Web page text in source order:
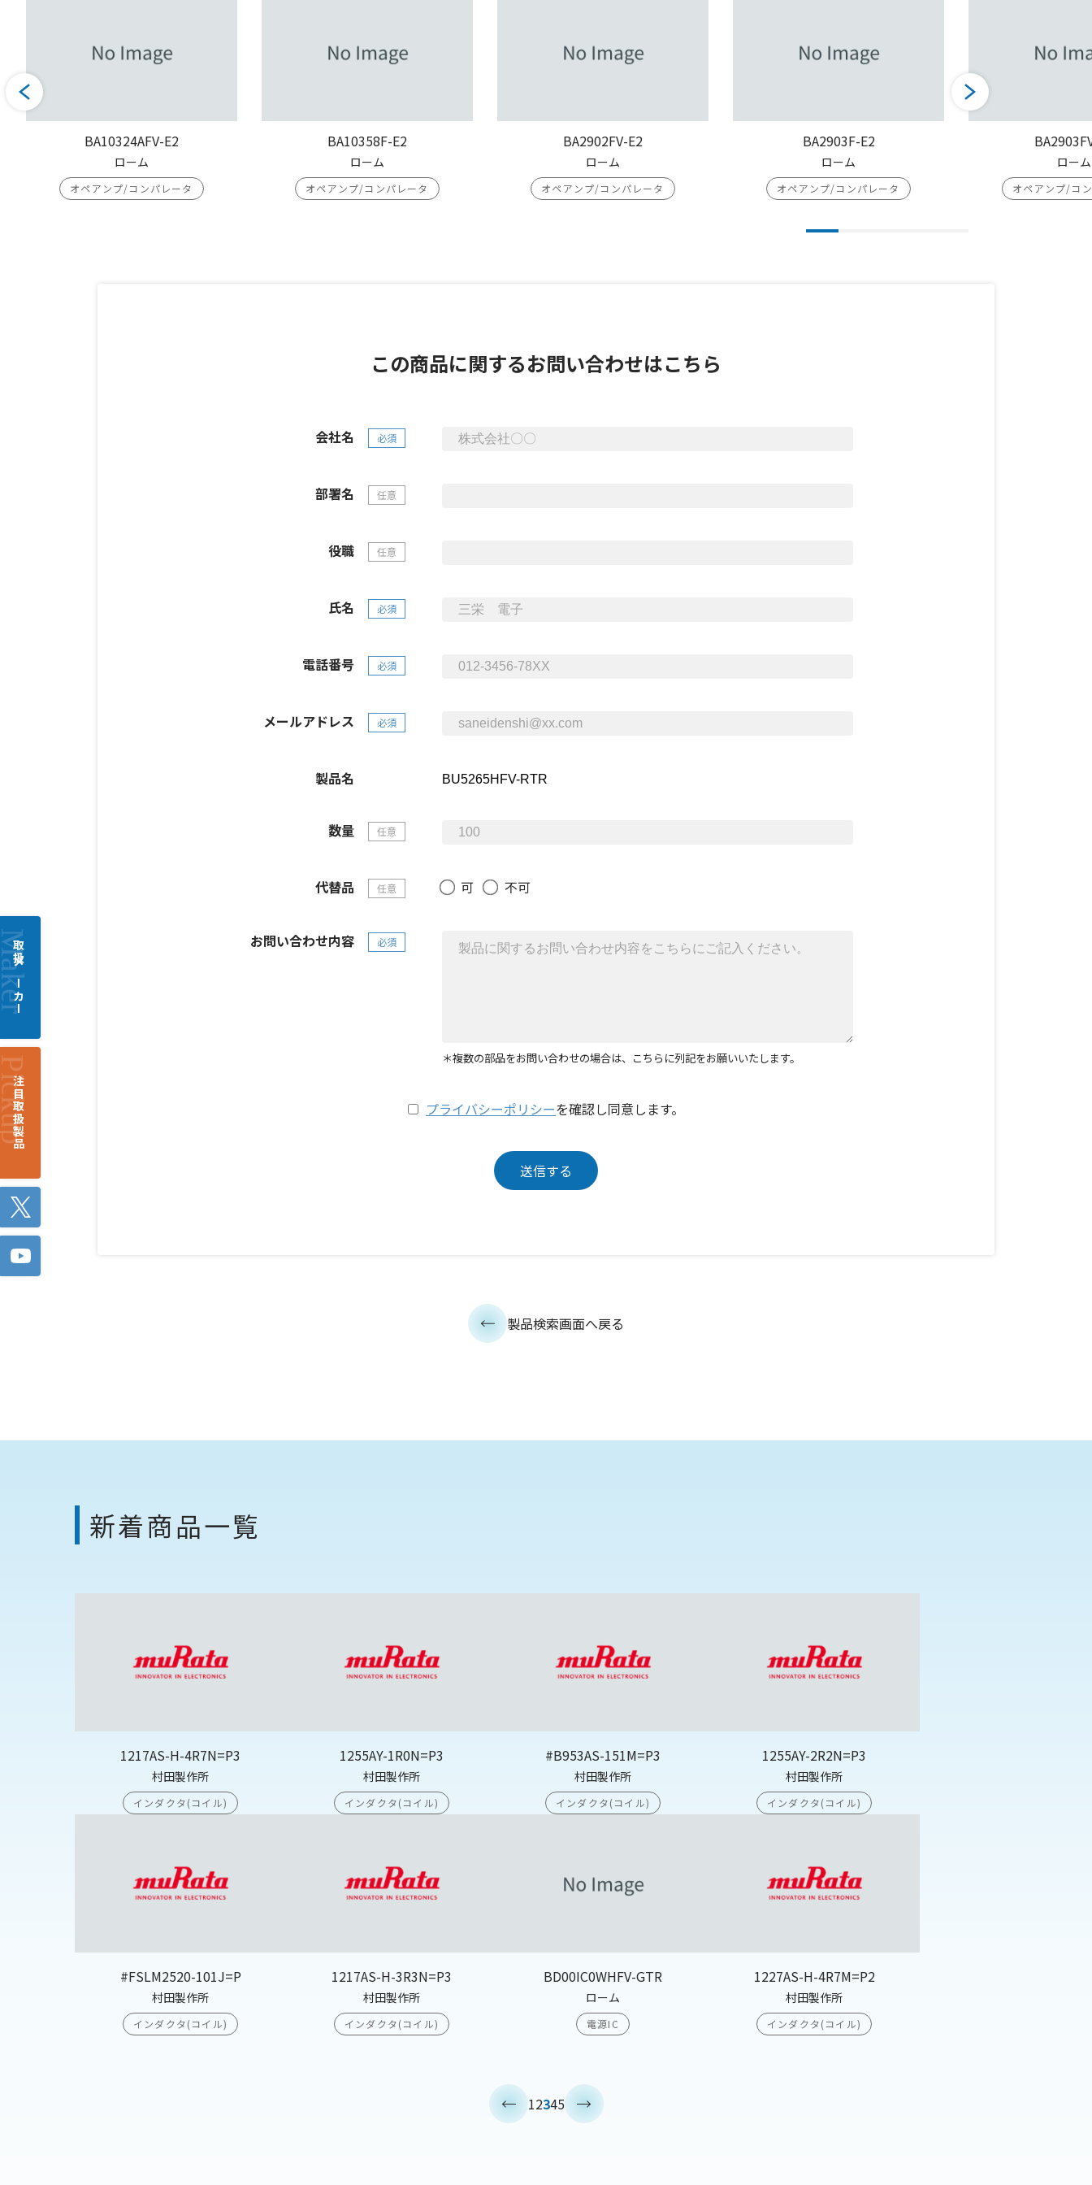
BA10324AFV-E2
ローム
オペアンプ/コンパレータ
BA10358F-E2
ローム
オペアンプ/コンパレータ
BA2902FV-E2
ローム
オペアンプ/コンパレータ
BA2903F-E2
ローム
オペアンプ/コンパレータ
ローム
オペアンプ/コ
この商品に関するお問い合わせはこちら
会社名 必須
部署名 任意
役職 任意
氏名 必須
電話番号 必須
メールアドレス 必須
製品名
数量 任意
代替品 任意 可 不可
お問い合わせ内容 必須
＊複数の部品をお問い合わせの場合は、こちらに列記をお願いいたします。
プライバシーポリシーを確認し同意します。
製品検索画面へ戻る
新着商品一覧
1217AS-H-4R7N=P3
村田製作所
インダクタ(コイル)
1255AY-1R0N=P3
村田製作所
インダクタ(コイル)
#B953AS-151M=P3
村田製作所
インダクタ(コイル)
1255AY-2R2N=P3
村田製作所
インダクタ(コイル)
#FSLM2520-101J=P
村田製作所
インダクタ(コイル)
1217AS-H-3R3N=P3
村田製作所
インダクタ(コイル)
BD00IC0WHFV-GTR
ローム
電源IC
1227AS-H-4R7M=P2
村田製作所
インダクタ(コイル)
12345
取扱メーカー
注目取扱製品